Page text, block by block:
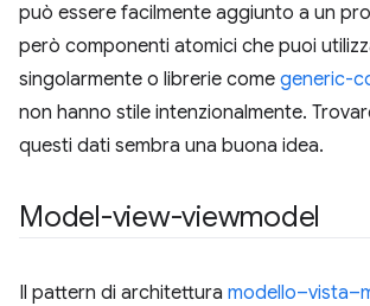
può essere facilmente aggiunto a un
però componenti atomici che puoi
singolarmente o librerie come generic-
non hanno stile intenzionalmente.
questi dati sembra una buona idea.
Model-view-viewmodel
Il pattern di architettura